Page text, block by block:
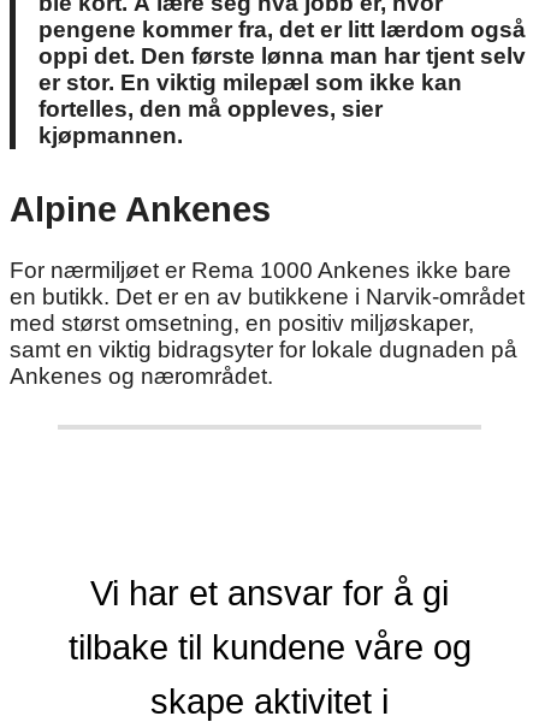
pengene kommer fra, det er litt lærdom også
oppi det. Den første lønna man har tjent selv
er stor. En viktig milepæl som ikke kan
fortelles, den må oppleves, sier
kjøpmannen.
Alpine Ankenes
For nærmiljøet er Rema 1000 Ankenes ikke bare
en butikk. Det er en av butikkene i Narvik-området
med størst omsetning, en positiv miljøskaper,
samt en viktig bidragsyter for lokale dugnaden på
Ankenes og nærområdet.
Vi har et ansvar for å gi
tilbake til kundene våre og
skape aktivitet i